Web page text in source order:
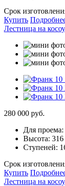
Срок
Купить
Лестница на
280 000 руб.
Для проема:
Высота:
Ступеней:
Срок
Купить
Лестница на